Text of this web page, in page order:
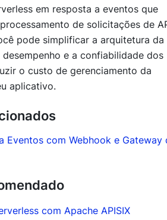
em resposta a eventos que
de solicitações de
pode simplificar a arquitetura da
desempenho e a confiabilidade dos
o custo de gerenciamento da
aplicativo.
Eventos com Webhook e Gateway
com Apache APISIX